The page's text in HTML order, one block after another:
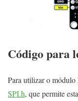
Código para
Para utilizar o
SPI.h, que permite